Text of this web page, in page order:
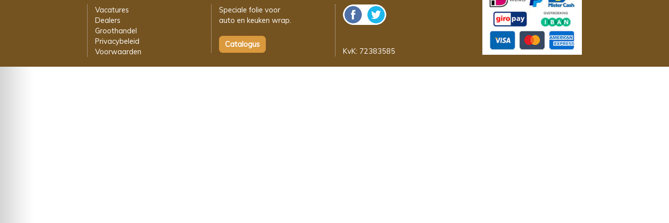
Vacatures
Dealers
Groothandel
Privacybeleid
Voorwaarden
Speciale folie voor
auto en keuken wrap.
KvK: 72383585